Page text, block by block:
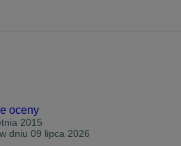
mają nieuszkodzoną obudowę
obudowę turbiny (strona ciepła) oraz
7EF, 7EM, 7EN)
130KM/96kW 2003/04-2009/11
oceny
2015
dniu 09 lipca 2026